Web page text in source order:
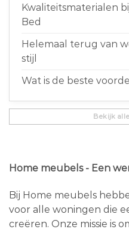
Kwaliteitsmaterialen
Bed
Helemaal terug van
stijl
Wat is de beste
Bekijk
Home meubels - Een
Bij Home meubels
voor alle woningen die
creëren. Onze missie is